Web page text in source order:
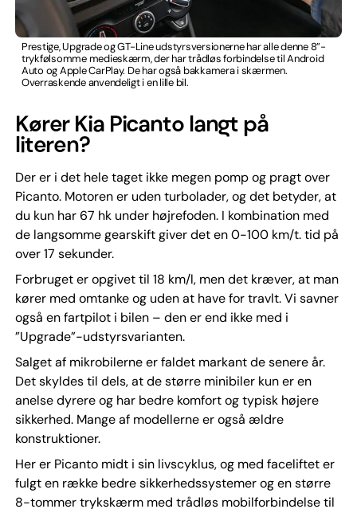
Prestige, Upgrade og GT-Line udstyrsversionerne har alle denne 8”-
trykfølsomme medieskærm, der har trådløs forbindelse til Android
Auto og Apple CarPlay. De har også bakkamera i skærmen.
Overraskende anvendeligt i en lille bil.
Kører Kia Picanto langt på
literen?
Der er i det hele taget ikke megen pomp og pragt over
Picanto. Motoren er uden turbolader, og det betyder, at
du kun har 67 hk under højrefoden. I kombination med
de langsomme gearskift giver det en 0-100 km/t. tid på
over 17 sekunder.
Forbruget er opgivet til 18 km/l, men det kræver, at man
kører med omtanke og uden at have for travlt. Vi savner
også en fartpilot i bilen – den er end ikke med i
”Upgrade”-udstyrsvarianten.
Salget af mikrobilerne er faldet markant de senere år.
Det skyldes til dels, at de større minibiler kun er en
anelse dyrere og har bedre komfort og typisk højere
sikkerhed. Mange af modellerne er også ældre
konstruktioner.
Her er Picanto midt i sin livscyklus, og med faceliftet er
fulgt en række bedre sikkerhedssystemer og en større
8-tommer trykskærm med trådløs mobilforbindelse til